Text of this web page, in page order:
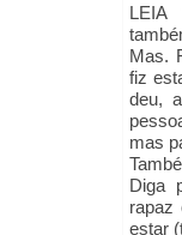
LEIA
Mas.
fiz
deu,
mas
Diga
rapaz
estar